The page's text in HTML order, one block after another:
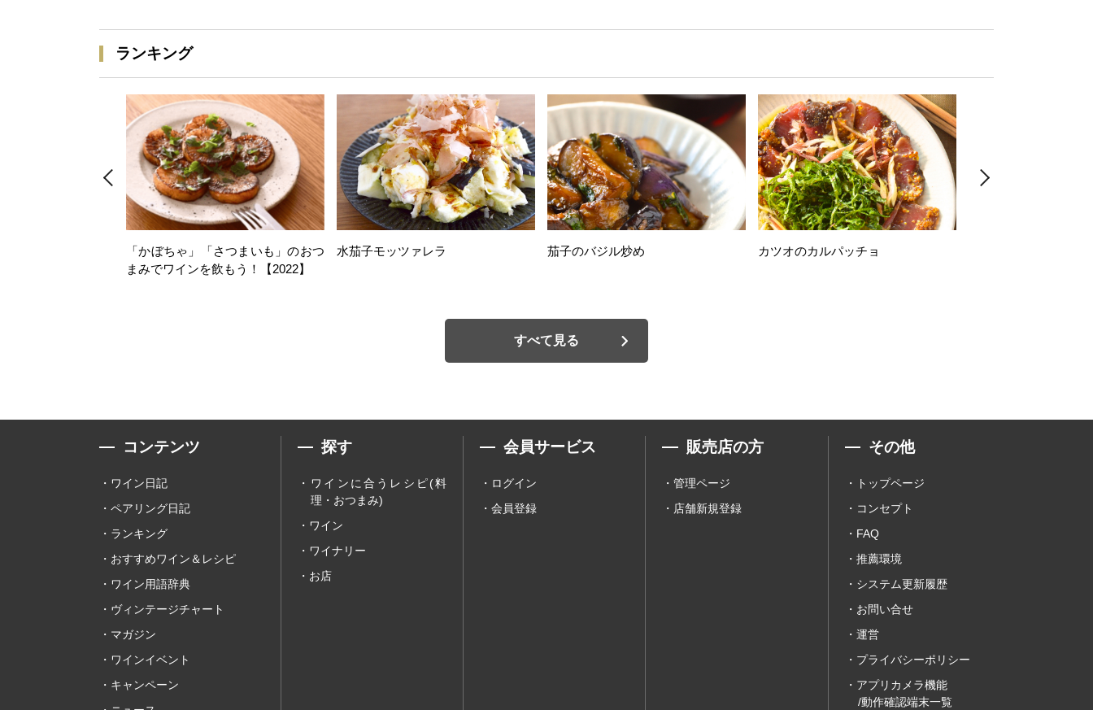
ランキング
「かぼちゃ」「さつまいも」のおつ
まみでワインを飲もう！【2022】
水茄子モッツァレラ 茄子のバジル炒め カツオのカルパッチョ
すべて見る
コンテンツ
ワイン日記
ペアリング日記
ランキング
おすすめワイン＆レシピ
ワイン用語辞典
ヴィンテージチャート
マガジン
ワインイベント
キャンペーン
探す
ワインに合うレシピ(料
理・おつまみ)
ワイン
ワイナリー
お店
会員サービス
ログイン
会員登録
販売店の方
管理ページ
店舗新規登録
その他
トップページ
コンセプト
FAQ
推薦環境
システム更新履歴
お問い合せ
運営
プライバシーポリシー
アプリカメラ機能
/動作確認端末一覧